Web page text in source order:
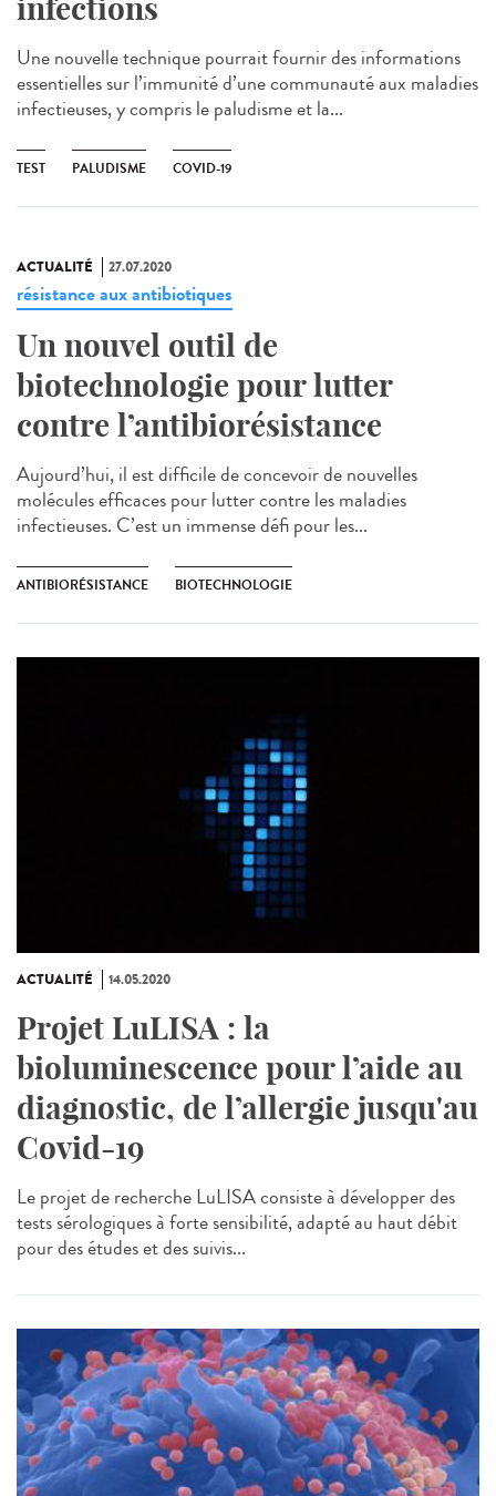
infections
Une nouvelle technique pourrait fournir des informations
essentielles sur l’immunité d’une communauté aux maladies
infectieuses, y compris le paludisme et la...
TEST PALUDISME COVID-19
ACTUALITÉ 27.07.2020
résistance aux antibiotiques
Un nouvel outil de
biotechnologie pour lutter
contre l’antibiorésistance
Aujourd’hui, il est difficile de concevoir de nouvelles
molécules efficaces pour lutter contre les maladies
infectieuses. C’est un immense défi pour les...
ANTIBIORÉSISTANCE BIOTECHNOLOGIE
ACTUALITÉ 14.05.2020
Projet LuLISA : la
bioluminescence pour l’aide au
diagnostic, de l’allergie jusqu'au
Covid-19
Le projet de recherche LuLISA consiste à développer des
tests sérologiques à forte sensibilité, adapté au haut débit
pour des études et des suivis...